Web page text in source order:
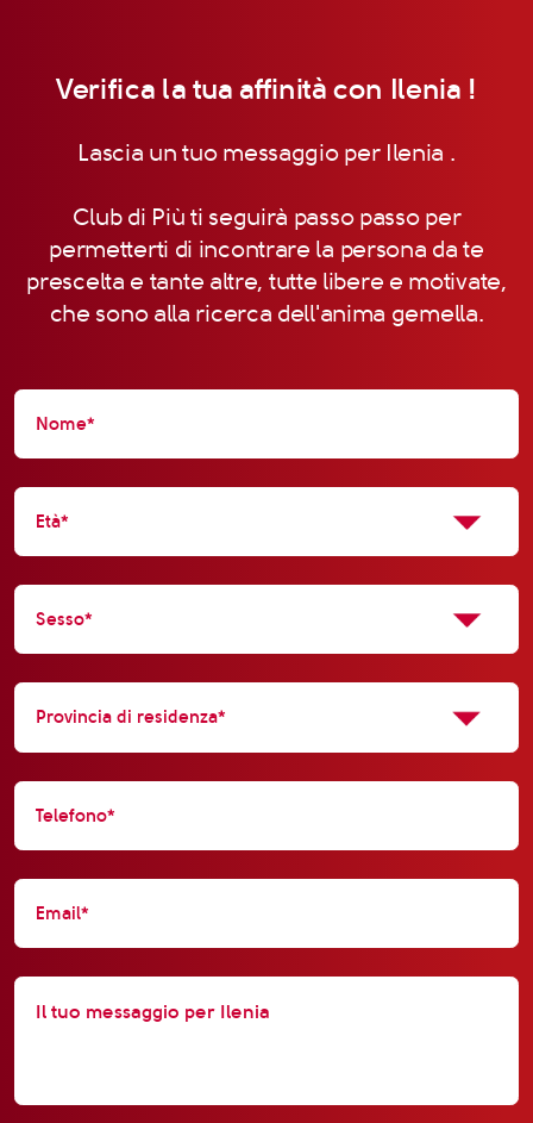
Verifica la tua affinità con Ilenia !
Lascia un tuo messaggio per Ilenia .
Club di Più ti seguirà passo passo per
permetterti di incontrare la persona da te
prescelta e tante altre, tutte libere e motivate,
che sono alla ricerca dell'anima gemella.